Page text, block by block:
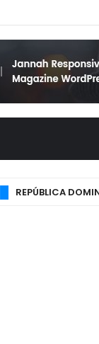
REPÚBLICA